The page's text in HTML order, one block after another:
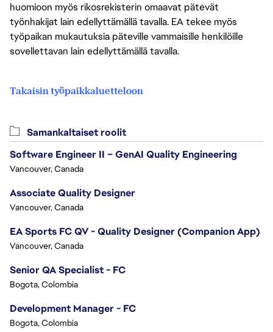
huomioon myös rikosrekisterin omaavat pätevät
työnhakijat lain edellyttämällä tavalla. EA tekee myös
työpaikan mukautuksia päteville vammaisille henkilöille
sovellettavan lain edellyttämällä tavalla.
Takaisin työpaikkaluetteloon
Samankaltaiset roolit
Software Engineer II – GenAI Quality Engineering
Vancouver, Canada
Associate Quality Designer
Vancouver, Canada
EA Sports FC QV - Quality Designer (Companion App)
Vancouver, Canada
Senior QA Specialist - FC
Bogota, Colombia
Development Manager - FC
Bogota, Colombia